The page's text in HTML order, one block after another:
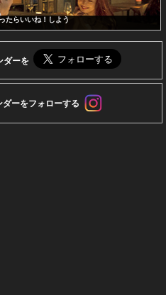
たらいいね！しよう
ダーを
ーをフォローする